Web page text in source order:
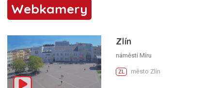
Webkamery
Zlín
náměstí Míru
ZL město Zlín